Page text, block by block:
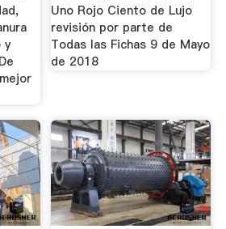
y
Uno Rojo Ciento de Lujo
revisión por parte de
Todas las Fichas 9 de Mayo
de 2018